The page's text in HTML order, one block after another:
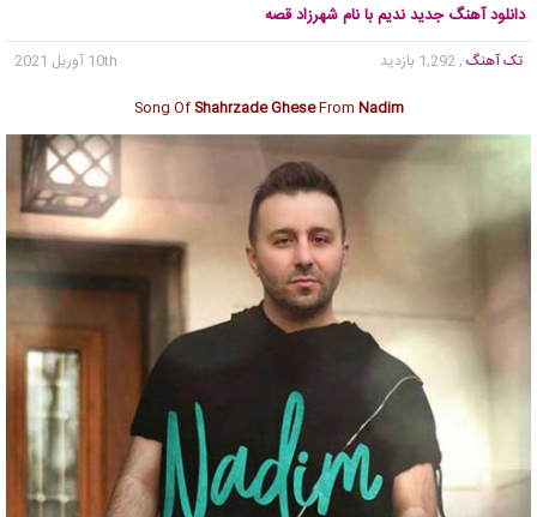
دانلود آهنگ جدید ندیم با نام شهرزاد قصه
تک آهنگ , 1,292 بازدید
10th آوریل 2021
Song Of Shahrzade GheseFrom Nadim